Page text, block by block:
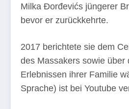
Milka Đorđevićs jüngerer
bevor er zurückkehrte.
2017 berichtete sie dem
des Massakers sowie
Erlebnissen ihrer Familie
Sprache) ist bei Youtube